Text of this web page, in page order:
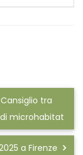
Cansiglio tra
microhabitat
a Firenze